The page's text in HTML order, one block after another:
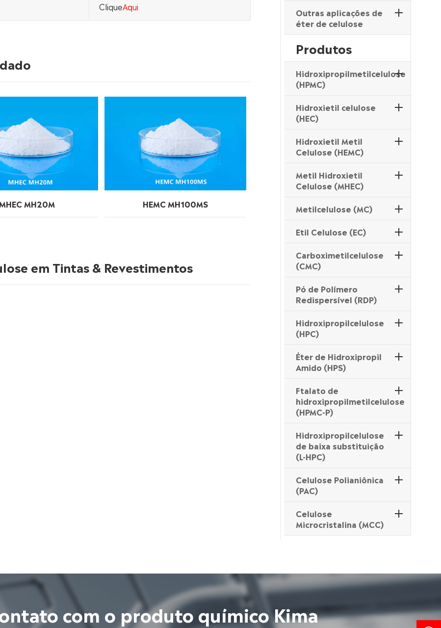
CliqueAqui
MH20M HEMC MH100MS
em Tintas & Revestimentos
Outras aplicações de
éter de celulose
Produtos
Hidroxipropilmetilcelulose
(HPMC)
Hidroxietil celulose
(HEC)
Hidroxietil Metil
Celulose (HEMC)
Metil Hidroxietil
Celulose (MHEC)
Metilcelulose (MC)
Etil Celulose (EC)
Carboximetilcelulose
(CMC)
Pó de Polímero
Redispersível (RDP)
Hidroxipropilcelulose
(HPC)
Éter de Hidroxipropil
Amido (HPS)
Ftalato de
hidroxipropilmetilcelulose
(HPMC-P)
Hidroxipropilcelulose
de baixa substituição
(L-HPC)
Celulose Polianiônica
(PAC)
Celulose
Microcristalina (MCC)
com o produto químico Kima